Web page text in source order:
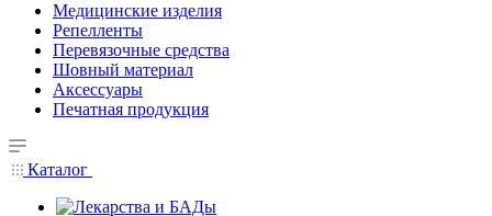
Медицинские изделия
Репелленты
Перевязочные средства
Шовный материал
Аксессуары
Печатная продукция
Каталог